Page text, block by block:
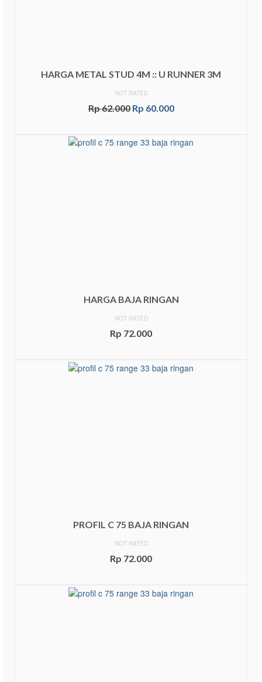
HARGA METAL STUD 4M :: U RUNNER 3M
NOT RATED
Rp62.000 Rp 60.000
HARGA BAJA RINGAN
NOT RATED
Rp 72.000
PROFIL C 75 BAJA RINGAN
NOT RATED
Rp 72.000